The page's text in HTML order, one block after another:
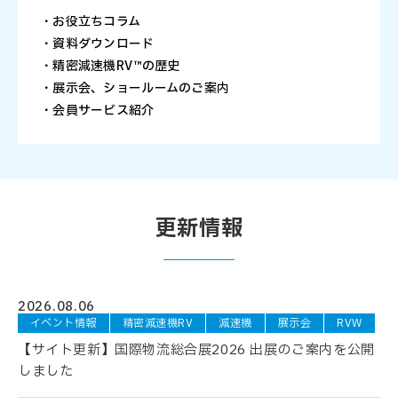
・お役立ちコラム
・資料ダウンロード
・精密減速機RV™の歴史
・展示会、ショールームのご案内
・会員サービス紹介
更新情報
2026.08.06
イベント情報 精密減速機RV 減速機 展示会 RVW
【サイト更新】国際物流総合展2026 出展のご案内を公開
しました